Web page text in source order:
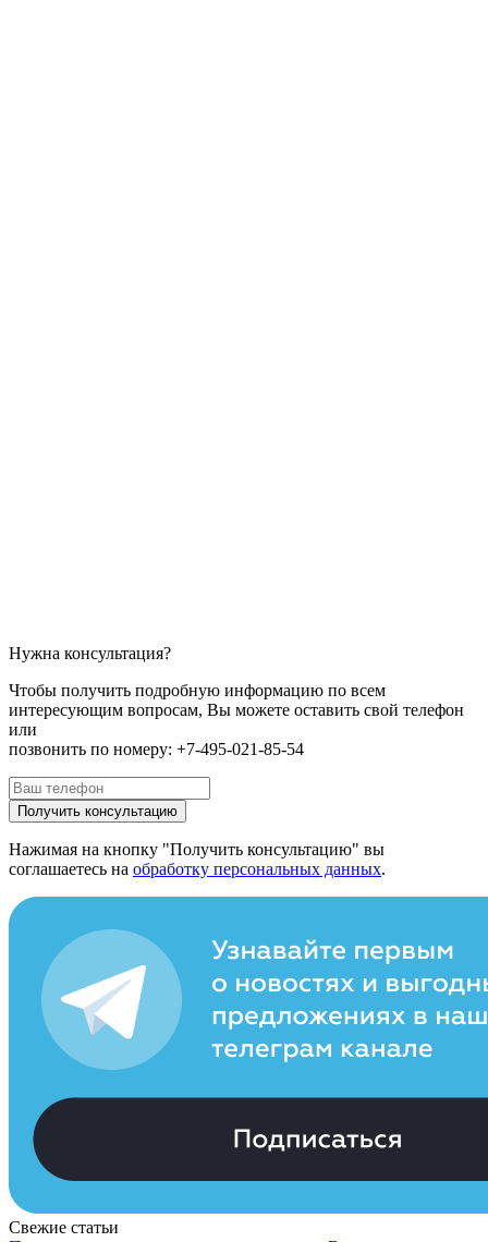
Нужна консультация?
Чтобы получить подробную информацию по всем
интересующим вопросам, Вы можете оставить свой телефон
или
позвонить по номеру: +7-495-021-85-54
Получить консультацию
Нажимая на кнопку "Получить консультацию" вы
соглашаетесь на обработку персональных данных.
Свежие статьи